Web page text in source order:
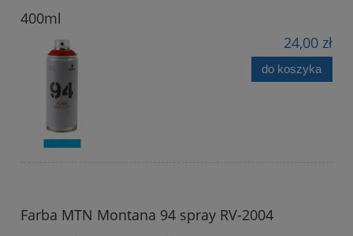
400ml
24,00 zł
do koszyka
Farba MTN Montana 94 spray RV-2004